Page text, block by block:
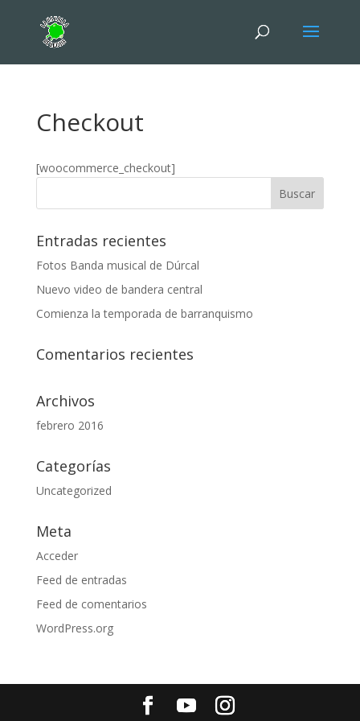
Checkout
[woocommerce_checkout]
Entradas recientes
Fotos Banda musical de Dúrcal
Nuevo video de bandera central
Comienza la temporada de barranquismo
Comentarios recientes
Archivos
febrero 2016
Categorías
Uncategorized
Meta
Acceder
Feed de entradas
Feed de comentarios
WordPress.org